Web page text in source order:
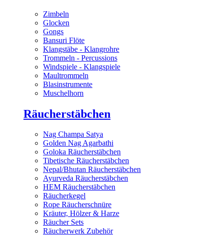
Zimbeln
Glocken
Gongs
Bansuri Flöte
Klangstäbe - Klangrohre
Trommeln - Percussions
Windspiele - Klangspiele
Maultrommeln
Blasinstrumente
Muschelhorn
Räucherstäbchen
Nag Champa Satya
Golden Nag Agarbathi
Goloka Räucherstäbchen
Tibetische Räucherstäbchen
Nepal/Bhutan Räucherstäbchen
Ayurveda Räucherstäbchen
HEM Räucherstäbchen
Räucherkegel
Rope Räucherschnüre
Kräuter, Hölzer & Harze
Räucher Sets
Räucherwerk Zubehör